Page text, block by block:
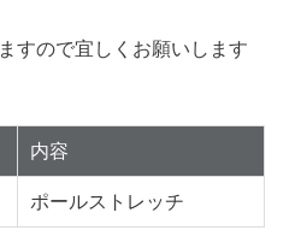
すので宜しくお願いします
内容
ポールストレッチ